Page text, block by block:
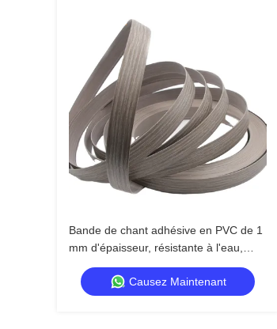
Bande de chant adhésive en PVC de 1
mm d'épaisseur, résistante à l'eau,
pour meubles et armoires
Causez Maintenant